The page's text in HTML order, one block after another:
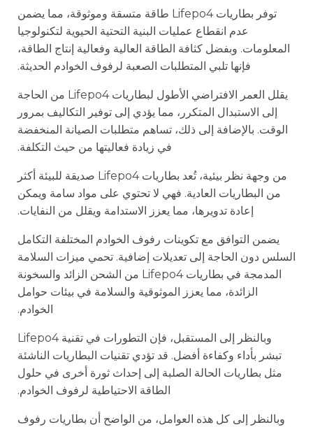
توفر بطاريات Lifepo4 طاقة متسقة وموثوقة، مما يضمن
عدم انقطاع عمليات البنية التحتية الحيوية لتكنولوجيا
المعلومات. وبفضل كثافة الطاقة العالية وفعالية إنتاج الطاقة،
فإنها تلبي المتطلبات الصعبة لرفوف الخوادم الحديثة.
يقلل العمر الافتراضي الأطول لبطاريات Lifepo4 من الحاجة
إلى الاستبدال المتكرر، مما يؤدي إلى توفير التكاليف بمرور
الوقت. بالإضافة إلى ذلك، تساهم متطلبات الصيانة المنخفضة
في زيادة فعاليتها من حيث التكلفة.
من وجهة نظر بيئية، تُعد بطاريات Lifepo4 صديقة للبيئة أكثر
من البطاريات العادية. فهي لا تحتوي على مواد سامة ويمكن
إعادة تدويرها، مما يعزز الاستدامة ويقلل من النفايات.
يضمن التوافق مع تكوينات رفوف الخوادم المختلفة التكامل
السلس دون الحاجة إلى تعديلات إضافية. تحمي ميزات السلامة
المدمجة في بطاريات Lifepo4 من الشحن الزائد والسخونة
الزائدة، مما يعزز الموثوقية والسلامة في بيئات حوامل
الخوادم.
وبالنظر إلى المستقبل، فإن التطورات في تقنية Lifepo4
تبشر بأداء وكفاءة أفضل. قد تؤدي تقنيات البطاريات الناشئة
مثل بطاريات الحالة الصلبة إلى إحداث ثورة أخرى في حلول
الطاقة الاحتياطية لرفوف الخوادم.
وبالنظر إلى كل هذه العوامل، من الواضح أن بطاريات رفوف